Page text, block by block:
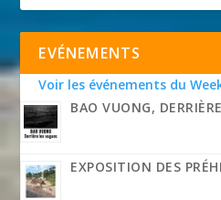
EVÉNEMENTS
Voir les événements du
BAO VUONG,
EXPOSITION DES